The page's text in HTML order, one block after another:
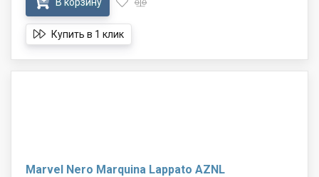
Купить в 1 клик
Marvel Nero Marquina Lappato AZNL